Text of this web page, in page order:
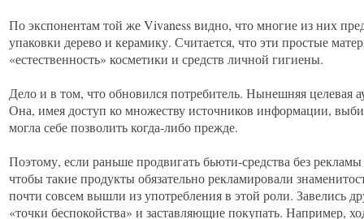
По экспонентам той же Vivaness видно, что многие из них
упаковки дерево и керамику. Считается, что эти простые
«естественность» косметики и средств личной гигиены.
Дело и в том, что обновился потребитель. Нынешняя целевая
Она, имея доступ ко множеству источников информации,
могла себе позволить когда-либо прежде.
Поэтому, если раньше продвигать бьюти-средства без
чтобы такие продукты обязательно рекламировали
почти совсем вышли из употребления в этой роли. Завелись
«точки беспокойства» и заставляющие покупать. Например,